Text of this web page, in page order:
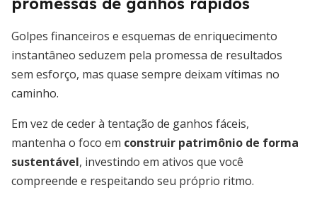
Golpes financeiros e esquemas de enriquecimento
instantâneo seduzem pela promessa de resultados
sem esforço, mas quase sempre deixam vítimas no
caminho.
Em vez de ceder à tentação de ganhos fáceis,
mantenha o foco em construir patrimônio de forma
sustentável, investindo em ativos que você
compreende e respeitando seu próprio ritmo.